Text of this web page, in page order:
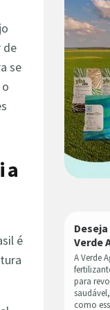
de
se
é
Verde
A Verde
para
como